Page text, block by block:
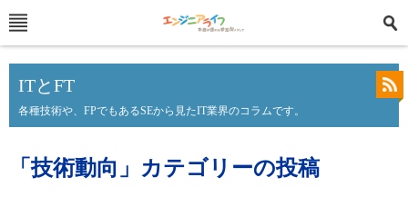
ITとFT
各種技術や、FPでもあるSEから見たIT業界のコラムです。
「技術動向」カテゴリーの投稿